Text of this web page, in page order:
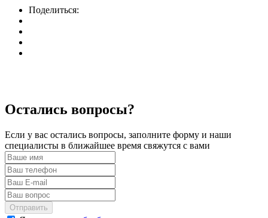
Поделиться:
Остались вопросы?
Если у вас остались вопросы, заполните форму и наши
специалисты в ближайшее время свяжутся с вами
Отправить